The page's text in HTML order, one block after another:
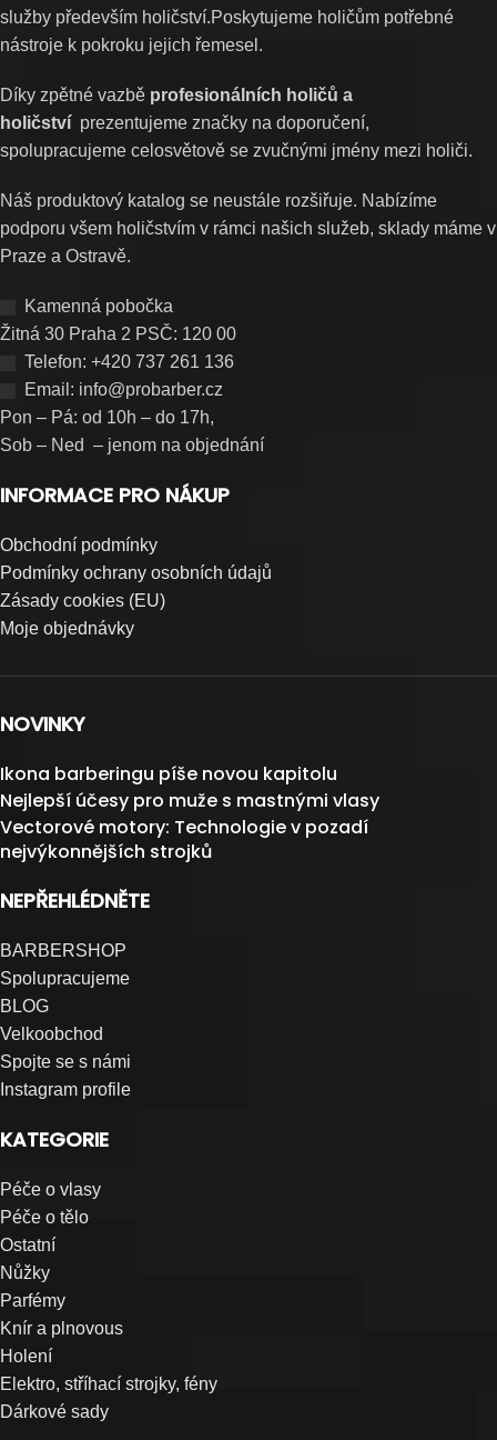
služby především holičství.Poskytujeme holičům potřebné
nástroje k pokroku jejich řemesel.
Díky zpětné vazbě profesionálních holičů a
holičství prezentujeme značky na doporučení,
spolupracujeme celosvětově se zvučnými jmény mezi holiči.
Náš produktový katalog se neustále rozšiřuje. Nabízíme
podporu všem holičstvím v rámci našich služeb, sklady máme v
Praze a Ostravě.
Kamenná pobočka
Žitná 30 Praha 2 PSČ: 120 00
Telefon: +420 737 261 136
Email: info@probarber.cz
Pon – Pá: od 10h – do 17h,
Sob – Ned – jenom na objednání
INFORMACE PRO NÁKUP
Obchodní podmínky
Podmínky ochrany osobních údajů
Zásady cookies (EU)
Moje objednávky
NOVINKY
Ikona barberingu píše novou kapitolu
Nejlepší účesy pro muže s mastnými vlasy
Vectorové motory: Technologie v pozadí
nejvýkonnějších strojků
NEPŘEHLÉDNĚTE
BARBERSHOP
Spolupracujeme
BLOG
Velkoobchod
Spojte se s námi
Instagram profile
KATEGORIE
Péče o vlasy
Péče o tělo
Ostatní
Nůžky
Parfémy
Knír a plnovous
Holení
Elektro, stříhací strojky, fény
Dárkové sady